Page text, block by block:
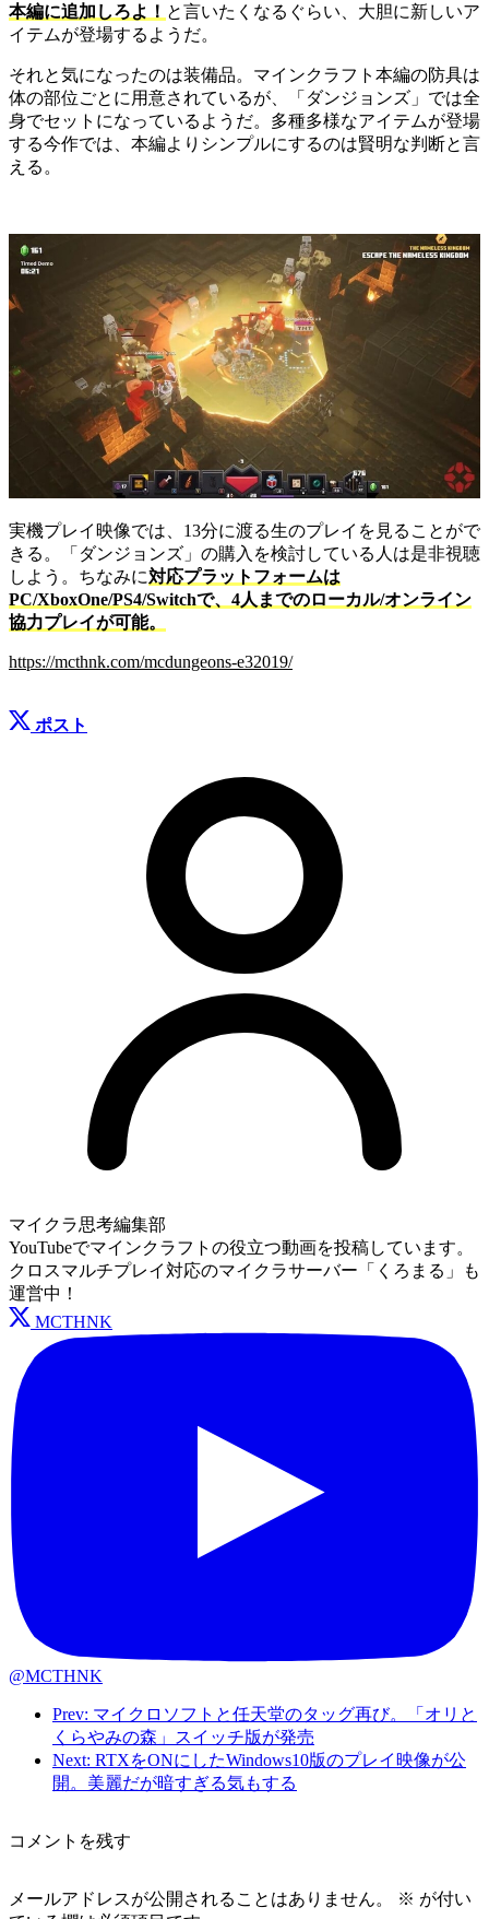
本編に追加しろよ！ と言いたくなるぐらい、大胆に新しいア
イテムが登場するようだ。
それと気になったのは装備品。マインクラフト本編の防具は
体の部位ごとに用意されているが、「ダンジョンズ」では全
身でセットになっているようだ。多種多様なアイテムが登場
する今作では、本編よりシンプルにするのは賢明な判断と言
える。
実機プレイ映像では、13分に渡る生のプレイを見ることがで
きる。「ダンジョンズ」の購入を検討している人は是非視聴
しよう。ちなみに対応プラットフォームは
PC/XboxOne/PS4/Switchで、4人までのローカル/オンライン
協力プレイが可能。
https://mcthnk.com/mcdungeons-e32019/
ポスト
マイクラ思考編集部
YouTubeでマインクラフトの役立つ動画を投稿しています。
クロスマルチプレイ対応のマイクラサーバー「くろまる」も
運営中！
MCTHNK
@MCTHNK
Prev: マイクロソフトと任天堂のタッグ再び。「オリと
くらやみの森」スイッチ版が発売
Next: RTXをONにしたWindows10版のプレイ映像が公
開。美麗だが暗すぎる気もする
コメントを残す
メールアドレスが公開されることはありません。 ※ が付い